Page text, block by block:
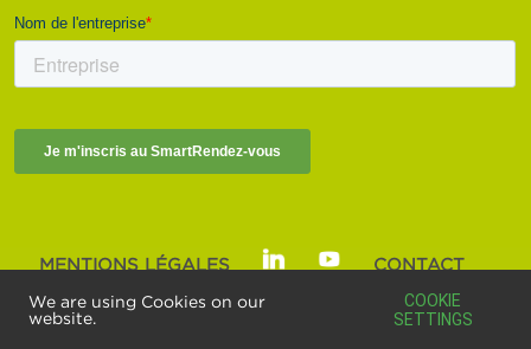
MENTIONS LÉGALES
CONTACT
SMART BUILDINGS ALLIANCE | © 2025
We are using Cookies on our
website.
COOKIE
SETTINGS